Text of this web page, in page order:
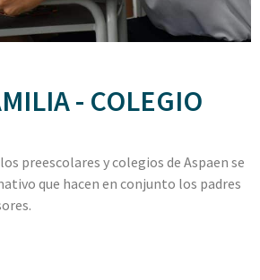
- COLEGIO
preescolares y colegios de Aspaen se
que hacen en conjunto los padres